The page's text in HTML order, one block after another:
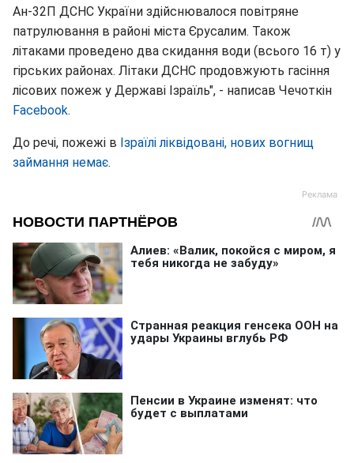
Ан-32П ДСНС України здійснювалося повітряне
патрулювання в районі міста Єрусалим. Також
літаками проведено два скидання води (всього 16 т) у
гірських районах. Літаки ДСНС продовжують гасіння
лісових пожеж у Державі Ізраїль", - написав Чечоткін
Facebook.
До речі, пожежі в Ізраїлі ліквідовані, нових вогнищ
займання немає.